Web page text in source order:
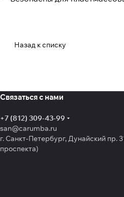
Назад к списку
Связаться с нами
+7 (812) 309-43-99
san@carumba.ru
г. Санкт-Петербург, Дунайский пр.
проспекта)